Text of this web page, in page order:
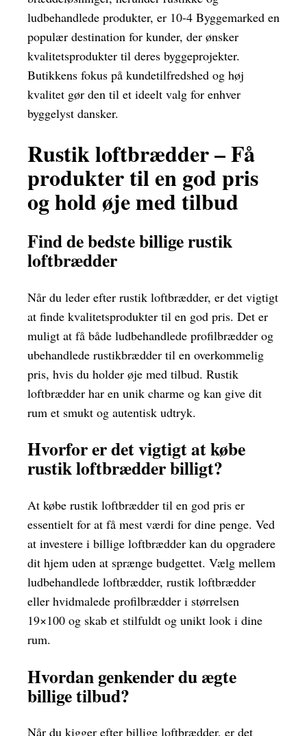
ludbehandlede produkter, er 10-4 Byggemarked en
populær destination for kunder, der ønsker
kvalitetsprodukter til deres byggeprojekter.
Butikkens fokus på kundetilfredshed og høj
kvalitet gør den til et ideelt valg for enhver
byggelyst dansker.
Rustik loftbrædder – Få
produkter til en god pris
og hold øje med tilbud
Find de bedste billige rustik
loftbrædder
Når du leder efter rustik loftbrædder, er det vigtigt
at finde kvalitetsprodukter til en god pris. Det er
muligt at få både ludbehandlede profilbrædder og
ubehandlede rustikbrædder til en overkommelig
pris, hvis du holder øje med tilbud. Rustik
loftbrædder har en unik charme og kan give dit
rum et smukt og autentisk udtryk.
Hvorfor er det vigtigt at købe
rustik loftbrædder billigt?
At købe rustik loftbrædder til en god pris er
essentielt for at få mest værdi for dine penge. Ved
at investere i billige loftbrædder kan du opgradere
dit hjem uden at sprænge budgettet. Vælg mellem
ludbehandlede loftbrædder, rustik loftbrædder
eller hvidmalede profilbrædder i størrelsen
19×100 og skab et stilfuldt og unikt look i dine
rum.
Hvordan genkender du ægte
billige tilbud?
Når du kigger efter billige loftbrædder, er det